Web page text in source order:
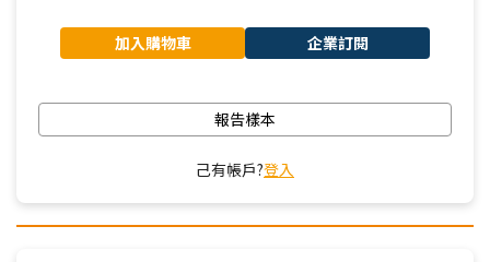
加入購物車 企業訂閱
報告樣本
己有帳戶?登入